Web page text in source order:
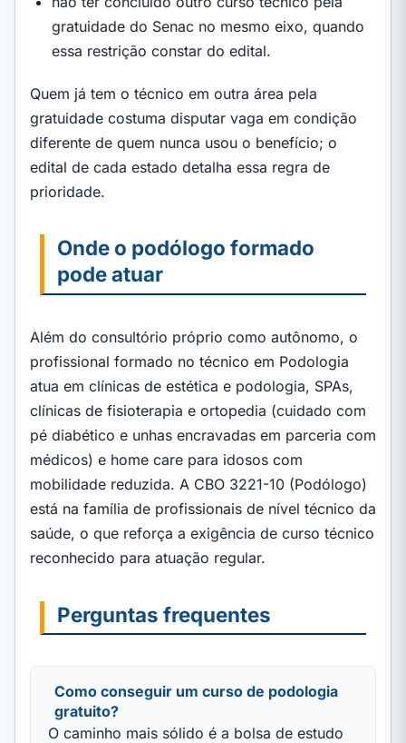
gratuidade do Senac no mesmo eixo, quando
essa restrição constar do edital.
Quem já tem o técnico em outra área pela
gratuidade costuma disputar vaga em condição
diferente de quem nunca usou o benefício; o
edital de cada estado detalha essa regra de
prioridade.
Onde o podólogo formado
pode atuar
Além do consultório próprio como autônomo, o
profissional formado no técnico em Podologia
atua em clínicas de estética e podologia, SPAs,
clínicas de fisioterapia e ortopedia (cuidado com
pé diabético e unhas encravadas em parceria com
médicos) e home care para idosos com
mobilidade reduzida. A CBO 3221-10 (Podólogo)
está na família de profissionais de nível técnico da
saúde, o que reforça a exigência de curso técnico
reconhecido para atuação regular.
Perguntas frequentes
Como conseguir um curso de podologia
gratuito?
O caminho mais sólido é a bolsa de estudo